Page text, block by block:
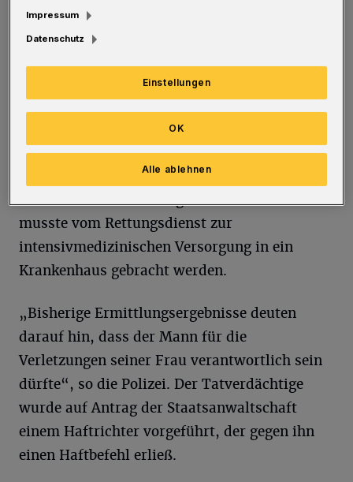
Nacht von Freitag auf Samstag (7./8. Mai
2021) Feuerwehr und Polizei gerufen. In der
Wohnung des Anrufers fanden die
eingesetzten Kräfte die schwer verletzte
Ehefrau des Mannes. Die 49-Jährige hatte
musste vom Rettungsdienst zur
intensivmedizinischen Versorgung in ein
Krankenhaus gebracht werden.
„Bisherige Ermittlungsergebnisse deuten
darauf hin, dass der Mann für die
Verletzungen seiner Frau verantwortlich sein
dürfte“, so die Polizei. Der Tatverdächtige
wurde auf Antrag der Staatsanwaltschaft
einem Haftrichter vorgeführt, der gegen ihn
einen Haftbefehl erließ.
Impressum
Datenschutz
Einstellungen
Alle ablehnen
OK